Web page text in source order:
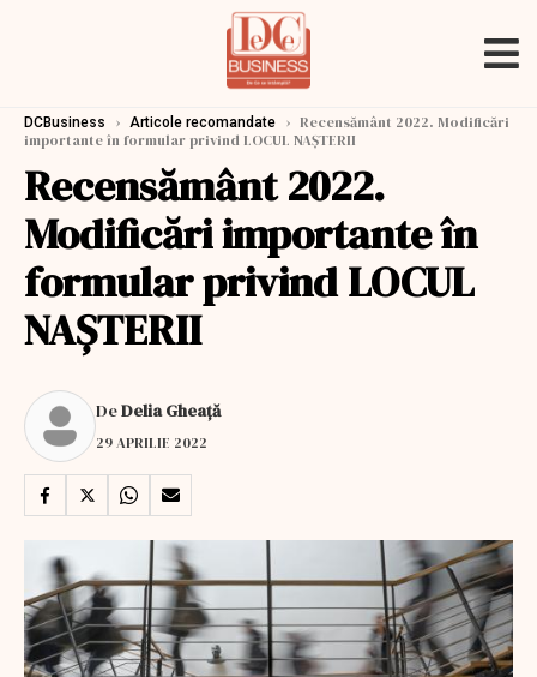
DCBusiness › Articole recomandate › Recensământ 2022. Modificări
importante în formular privind LOCUL NAȘTERII
Recensământ 2022.
Modificări importante în
formular privind LOCUL
NAȘTERII
DeDelia Gheață
29 APRILIE 2022